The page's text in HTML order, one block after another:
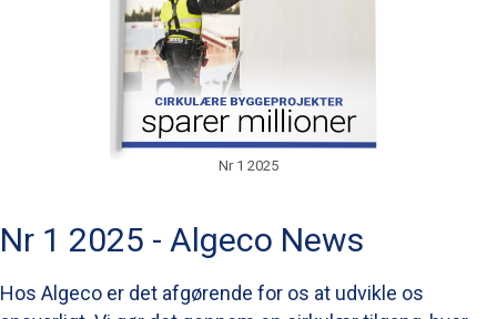
Nr 1 2025
Nr 1 2025 - Algeco News
Hos Algeco er det afgørende for os at udvikle os